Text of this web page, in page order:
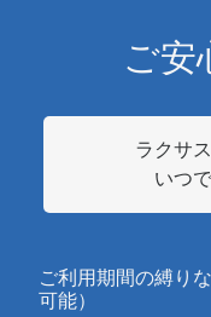
ご安
ラクサ
いつ
ご利用期間の縛り
可能）